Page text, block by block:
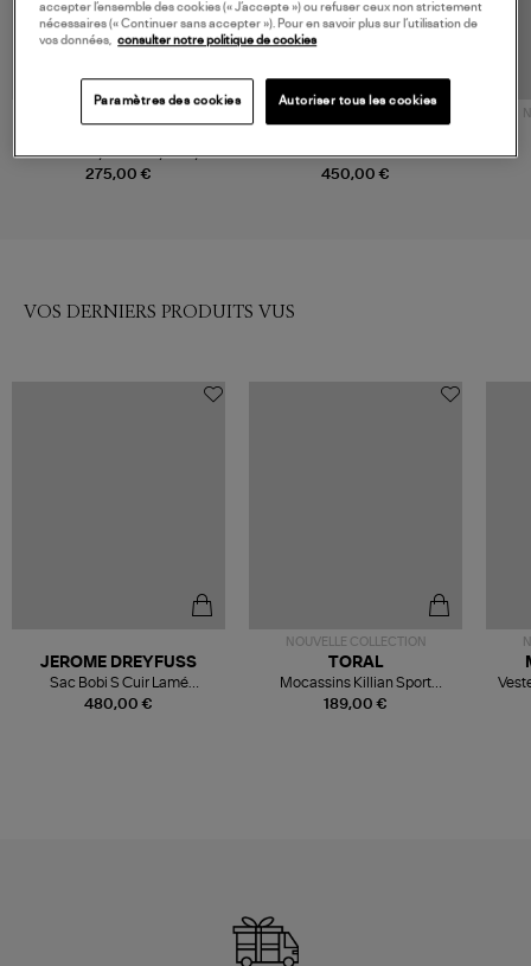
275,00 €
Trench Myrtle Vichy Navy
450,00 €
Veste Sabianca Natural Mel
VOS DERNIERS PRODUITS VUS
480,00 €
JEROME DREYFUSS
Sac Bobi S Cuir Lamé
Champagne
NOUVELLE COLLECTION
189,00 €
TORAL
Mocassins Killian Sport
Mousse
accepter l’ensemble des cookies (« J’accepte ») ou refuser ceux non strictement
nécessaires (« Continuer sans accepter »). Pour en savoir plus sur l’utilisation de
vos données, consulter notre politique de cookies
Paramètres des cookies Autoriser tous les cookies